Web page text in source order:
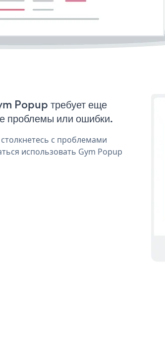
Popup требует еще
проблемы или ошибки.
с проблемами
использовать Gym Popup